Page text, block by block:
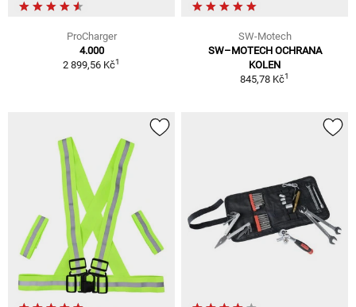
ProCharger
4.000
2 899,56 Kč1
SW-Motech
SW–MOTECH OCHRANA
KOLEN
845,78 Kč1